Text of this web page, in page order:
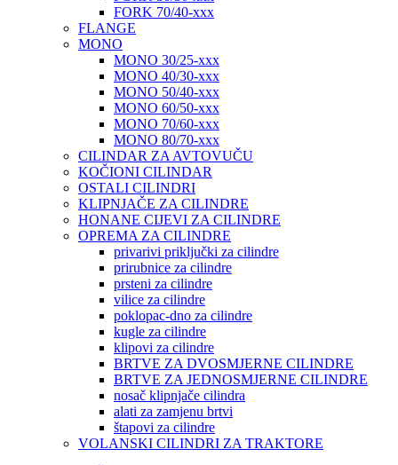
FORK 70/40-xxx
FLANGE
MONO
MONO 30/25-xxx
MONO 40/30-xxx
MONO 50/40-xxx
MONO 60/50-xxx
MONO 70/60-xxx
MONO 80/70-xxx
CILINDAR ZA AVTOVUČU
KOČIONI CILINDAR
OSTALI CILINDRI
KLIPNJAČE ZA CILINDRE
HONANE CIJEVI ZA CILINDRE
OPREMA ZA CILINDRE
privarivi priključki za cilindre
prirubnice za cilindre
prsteni za cilindre
vilice za cilindre
poklopac-dno za cilindre
kugle za cilindre
klipovi za cilindre
BRTVE ZA DVOSMJERNE CILINDRE
BRTVE ZA JEDNOSMJERNE CILINDRE
nosač klipnjače cilindra
alati za zamjenu brtvi
štapovi za cilindre
VOLANSKI CILINDRI ZA TRAKTORE